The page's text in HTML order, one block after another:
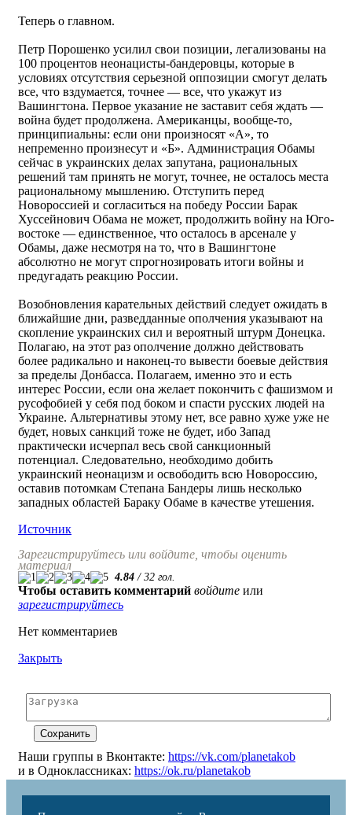
Теперь о главном.
Петр Порошенко усилил свои позиции, легализованы на
100 процентов неонацисты-бандеровцы, которые в
условиях отсутствия серьезной оппозиции смогут делать
все, что вздумается, точнее — все, что укажут из
Вашингтона. Первое указание не заставит себя ждать —
война будет продолжена. Американцы, вообще-то,
принципиальны: если они произносят «А», то
непременно произнесут и «Б». Администрация Обамы
сейчас в украинских делах запутана, рациональных
решений там принять не могут, точнее, не осталось места
рациональному мышлению. Отступить перед
Новороссией и согласиться на победу России Барак
Хуссейнович Обама не может, продолжить войну на Юго-
востоке — единственное, что осталось в арсенале у
Обамы, даже несмотря на то, что в Вашингтоне
абсолютно не могут спрогнозировать итоги войны и
предугадать реакцию России.
Возобновления карательных действий следует ожидать в
ближайшие дни, разведданные ополчения указывают на
скопление украинских сил и вероятный штурм Донецка.
Полагаю, на этот раз ополчение должно действовать
более радикально и наконец-то вывести боевые действия
за пределы Донбасса. Полагаем, именно это и есть
интерес России, если она желает покончить с фашизмом и
русофобией у себя под боком и спасти русских людей на
Украине. Альтернативы этому нет, все равно хуже уже не
будет, новых санкций тоже не будет, ибо Запад
практически исчерпал весь свой санкционный
потенциал. Следовательно, необходимо добить
украинский неонацизм и освободить всю Новороссию,
оставив потомкам Степана Бандеры лишь несколько
западных областей Бараку Обаме в качестве утешения.
Источник
Зарегистрируйтесь или войдите, чтобы оценить
материал
4.84 / 32 гол.
Чтобы оставить комментарий войдите или
зарегистрируйтесь
Нет комментариев
Закрыть
Наши группы в Вконтакте: https://vk.com/planetakob
и в Одноклассниках: https://ok.ru/planetakob